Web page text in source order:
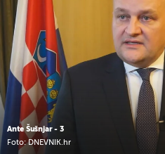
Ante Šušnjar - 3
Foto: DNEVNIK.hr